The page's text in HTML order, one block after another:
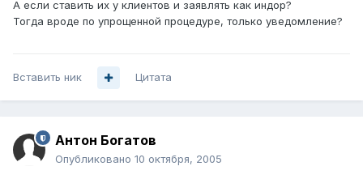
А если ставить их у клиентов и заявлять как индор?
Тогда вроде по упрощенной процедуре, только уведомление?
Вставить ник Цитата
Антон Богатов
Опубликовано 10 октября, 2005